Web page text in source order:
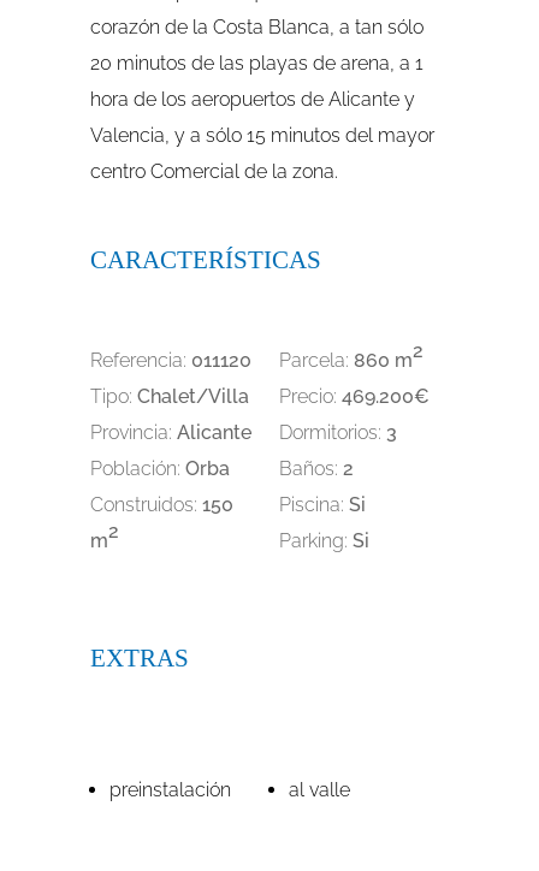
corazón de la Costa Blanca, a tan sólo
20 minutos de las playas de arena, a 1
hora de los aeropuertos de Alicante y
Valencia, y a sólo 15 minutos del mayor
centro Comercial de la zona.
CARACTERÍSTICAS
Referencia: 011120
Tipo: Chalet/Villa
Provincia: Alicante
Población: Orba
Construidos: 150
m2
Parcela: 860 m2
Precio: 469.200€
Dormitorios: 3
Baños: 2
Piscina: Si
Parking: Si
EXTRAS
preinstalación al valle